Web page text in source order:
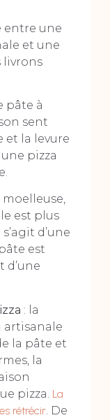
entre une
et une
livrons
pâte à
sent
et la levure
pizza
moelleuse,
est plus
d’une
est
d’une
: la
artisanale
la pâte et
la
pizza. La
rétrécir. De